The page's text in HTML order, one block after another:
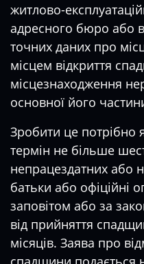
житлово-
адресного бюро або
точних даних про
місцем відкриття
місцезнаходження
основної його
Зробити це
термін не більше
непрацездатних або
батьки або офіційні
заповітом або за
від прийняття
місяців. Заява про